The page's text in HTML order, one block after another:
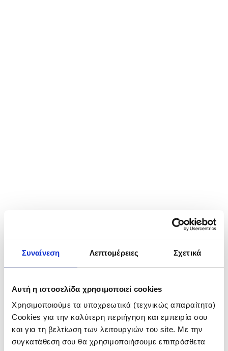
Συναίνεση Λεπτομέρειες Σχετικά
Αυτή η ιστοσελίδα χρησιμοποιεί cookies
Χρησιμοποιούμε τα υποχρεωτικά (τεχνικώς απαραίτητα)
Cookies για την καλύτερη περιήγηση και εμπειρία σου
και για τη βελτίωση των λειτουργιών του site. Με την
συγκατάθεση σου θα χρησιμοποιήσουμε επιπρόσθετα